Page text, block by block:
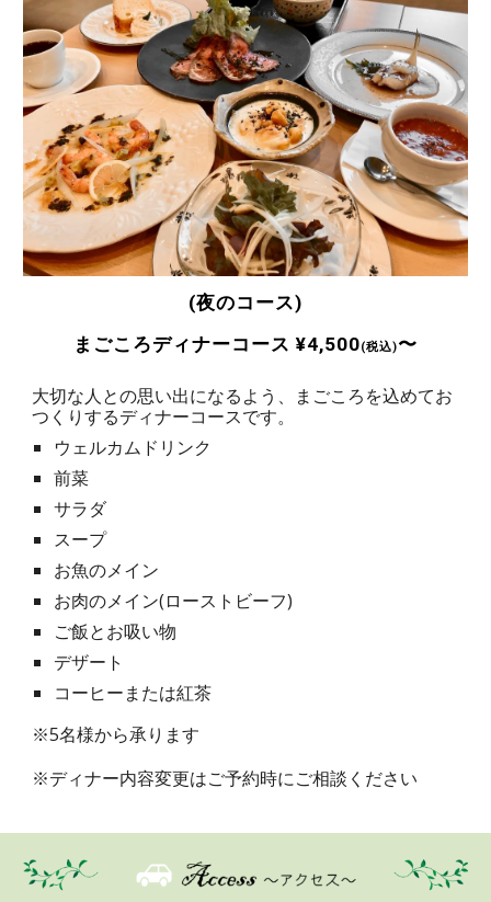
(夜のコース)
まごころディナーコース ¥4,500(税込)〜
大切な人との思い出になるよう、まごころを込めてお
つくりするディナーコースです。
ウェルカムドリンク
前菜
サラダ
スープ
お魚のメイン
お肉のメイン(ローストビーフ)
ご飯とお吸い物
デザート
コーヒーまたは紅茶
※5名様から承ります
※ディナー内容変更はご予約時にご相談ください